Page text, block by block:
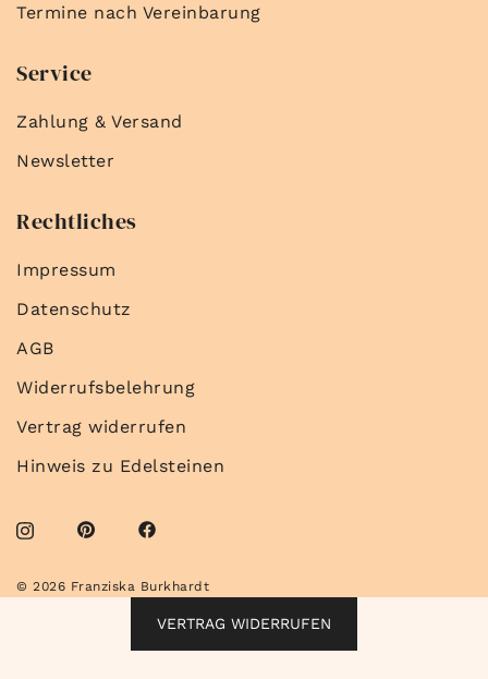
Termine nach Vereinbarung
Service
Zahlung & Versand
Newsletter
Rechtliches
Impressum
Datenschutz
AGB
Widerrufsbelehrung
Vertrag widerrufen
Hinweis zu Edelsteinen
© 2026 Franziska Burkhardt
VERTRAG WIDERRUFEN